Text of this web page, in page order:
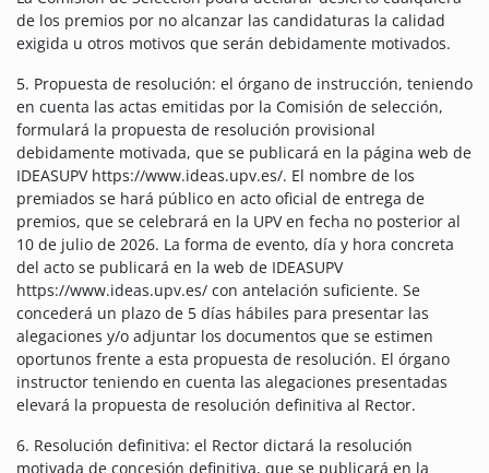
de los premios por no alcanzar las candidaturas la calidad
exigida u otros motivos que serán debidamente motivados.
5. Propuesta de resolución: el órgano de instrucción, teniendo
en cuenta las actas emitidas por la Comisión de selección,
formulará la propuesta de resolución provisional
debidamente motivada, que se publicará en la página web de
IDEASUPV https://www.ideas.upv.es/. El nombre de los
premiados se hará público en acto oficial de entrega de
premios, que se celebrará en la UPV en fecha no posterior al
10 de julio de 2026. La forma de evento, día y hora concreta
del acto se publicará en la web de IDEASUPV
https://www.ideas.upv.es/ con antelación suficiente. Se
concederá un plazo de 5 días hábiles para presentar las
alegaciones y/o adjuntar los documentos que se estimen
oportunos frente a esta propuesta de resolución. El órgano
instructor teniendo en cuenta las alegaciones presentadas
elevará la propuesta de resolución definitiva al Rector.
6. Resolución definitiva: el Rector dictará la resolución
motivada de concesión definitiva, que se publicará en la